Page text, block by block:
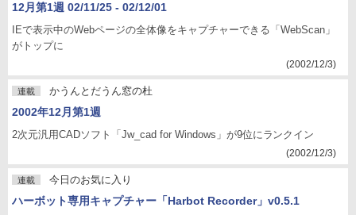
12月第1週 02/11/25 - 02/12/01
IEで表示中のWebページの全体像をキャプチャーできる「WebScan」
がトップに
(2002/12/3)
連載 かうんとだうん窓の杜
2002年12月第1週
2次元汎用CADソフト「Jw_cad for Windows」が9位にランクイン
(2002/12/3)
連載 今日のお気に入り
ハーボット専用キャプチャー「Harbot Recorder」v0.5.1